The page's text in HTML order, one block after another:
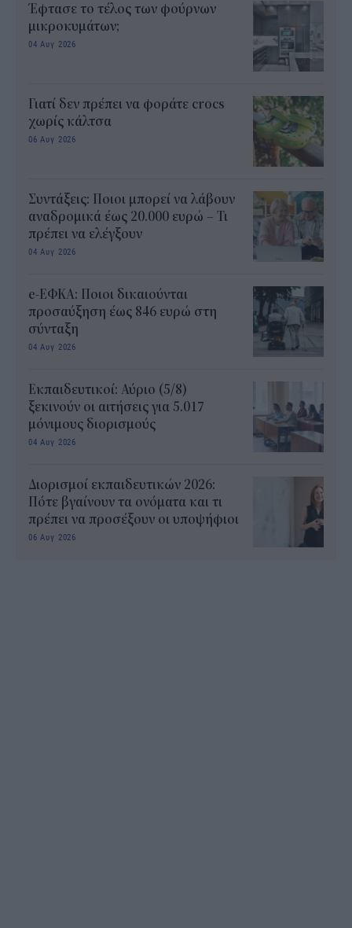
Έφτασε το τέλος των φούρνων
μικροκυμάτων;
04 Αυγ 2026
Γιατί δεν πρέπει να φοράτε crocs
χωρίς κάλτσα
06 Αυγ 2026
Συντάξεις: Ποιοι μπορεί να λάβουν
αναδρομικά έως 20.000 ευρώ – Τι
πρέπει να ελέγξουν
04 Αυγ 2026
e-ΕΦΚΑ: Ποιοι δικαιούνται
προσαύξηση έως 846 ευρώ στη
σύνταξη
04 Αυγ 2026
Εκπαιδευτικοί: Αύριο (5/8)
ξεκινούν οι αιτήσεις για 5.017
μόνιμους διορισμούς
04 Αυγ 2026
Διορισμοί εκπαιδευτικών 2026:
Πότε βγαίνουν τα ονόματα και τι
πρέπει να προσέξουν οι υποψήφιοι
06 Αυγ 2026